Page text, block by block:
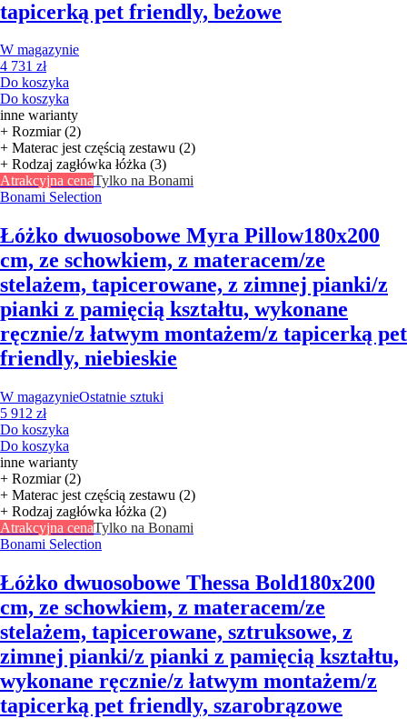
tapicerką pet friendly, beżowe
W magazynie
4 731 zł
Do koszyka
Do koszyka
inne warianty
+ Rozmiar (2)
+ Materac jest częścią zestawu (2)
+ Rodzaj zagłówka łóżka (3)
Atrakcyjna cenaTylko na Bonami
Bonami Selection
Łóżko dwuosobowe Myra Pillow180x200
cm, ze schowkiem, z materacem/ze
stelażem, tapicerowane, z zimnej pianki/z
pianki z pamięcią kształtu, wykonane
ręcznie/z łatwym montażem/z tapicerką pet
friendly, niebieskie
W magazynieOstatnie sztuki
5 912 zł
Do koszyka
Do koszyka
inne warianty
+ Rozmiar (2)
+ Materac jest częścią zestawu (2)
+ Rodzaj zagłówka łóżka (2)
Atrakcyjna cenaTylko na Bonami
Bonami Selection
Łóżko dwuosobowe Thessa Bold 180x200
cm, ze schowkiem, z materacem/ze
stelażem, tapicerowane, sztruksowe, z
zimnej pianki/z pianki z pamięcią kształtu,
wykonane ręcznie/z łatwym montażem/z
tapicerką pet friendly, szarobrązowe